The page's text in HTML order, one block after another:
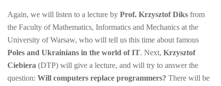
Again, we will listen to a lecture by Prof. Krzysztof Diks from
the Faculty of Mathematics, Informatics and Mechanics at the
University of Warsaw, who will tell us this time about famous
Poles and Ukrainians in the world of IT. Next, Krzysztof
Ciebiera (DTP) will give a lecture, and will try to answer the
question: Will computers replace programmers? There will be